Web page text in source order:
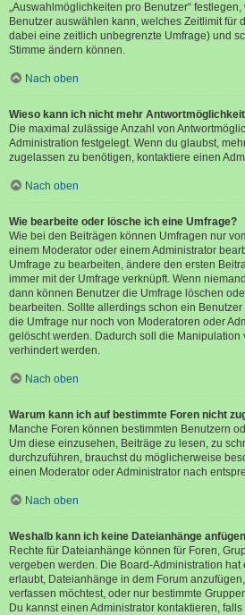
„Auswahlmöglichkeiten pro Benutzer“
Benutzer auswählen kann, welches Zeitlimit für
dabei eine zeitlich unbegrenzte Umfrage) und
Stimme ändern können.
Nach oben
Wieso kann ich nicht mehr
Die maximal zulässige Anzahl von
Administration festgelegt. Wenn du glaubst,
zugelassen zu benötigen, kontaktiere einen
Nach oben
Wie bearbeite oder lösche ich eine Umfrage?
Wie bei den Beiträgen können Umfragen nur
einem Moderator oder einem Administrator
Umfrage zu bearbeiten, ändere den ersten
immer mit der Umfrage verknüpft. Wenn
dann können Benutzer die Umfrage löschen
bearbeiten. Sollte allerdings schon ein
die Umfrage nur noch von Moderatoren oder
gelöscht werden. Dadurch soll die Manipulation
verhindert werden.
Nach oben
Warum kann ich auf bestimmte Foren nicht
Manche Foren können bestimmten Benutzern
Um diese einzusehen, Beiträge zu lesen, zu
durchzuführen, brauchst du möglicherweise
einen Moderator oder Administrator nach
Nach oben
Weshalb kann ich keine Dateianhänge
Rechte für Dateianhänge können für Foren,
vergeben werden. Die Board-Administration
erlaubt, Dateianhänge in dem Forum
verfassen möchtest, oder nur bestimmte
Du kannst einen Administrator kontaktieren,